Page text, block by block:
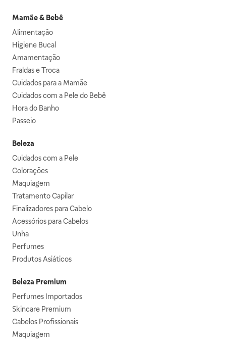
Mamãe & Bebê
Alimentação
Higiene Bucal
Amamentação
Fraldas e Troca
Cuidados para a Mamãe
Cuidados com a Pele do Bebê
Hora do Banho
Passeio
Beleza
Cuidados com a Pele
Colorações
Maquiagem
Tratamento Capilar
Finalizadores para Cabelo
Acessórios para Cabelos
Unha
Perfumes
Produtos Asiáticos
Beleza Premium
Perfumes Importados
Skincare Premium
Cabelos Profissionais
Maquiagem